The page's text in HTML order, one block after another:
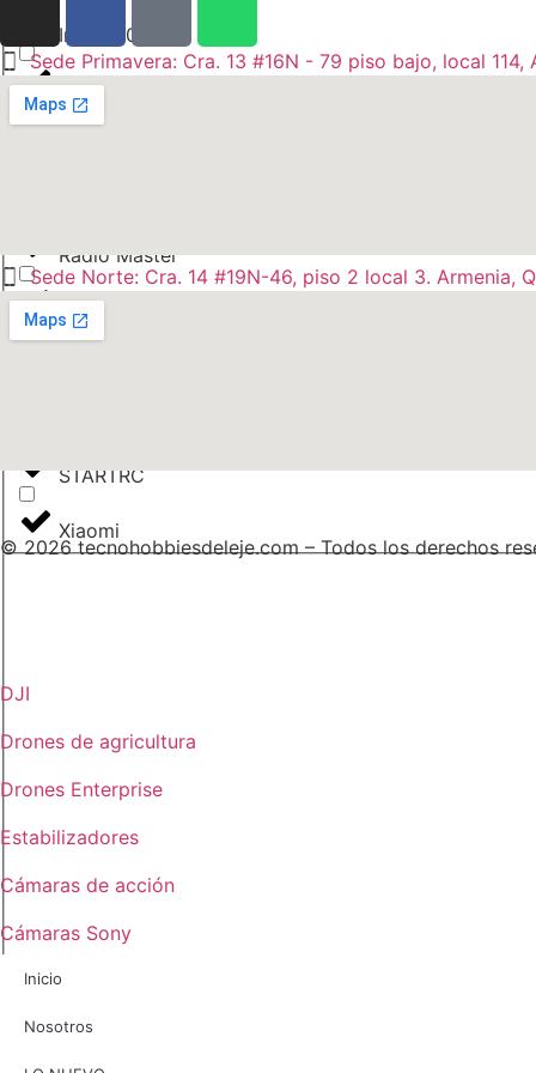
Insta360
JBL
Radio Master
Sandisk
STARTRC
Xiaomi
Sede Primavera: Cra. 13 #16N - 79 piso bajo, local 114,
Sede Norte: Cra. 14 #19N-46, piso 2 local 3. Armenia,
© 2026 tecnohobbiesdeleje.com – Todos los derechos
DJI
Drones de agricultura
Drones Enterprise
Estabilizadores
Cámaras de acción
Cámaras Sony
Inicio
Nosotros